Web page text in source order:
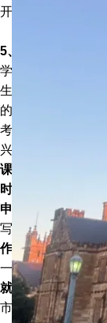
开放的知识框架，
5、艺术史
学制为4年，艺术
生产和实践的了解
的认识。该系特别
考虑不同视觉文化
兴趣相关的法语、
课程费用：
时间：
早申：11
申请要求：在网上
写作样本、SAT或
作品要求：作品集
一篇300字左右的
就业方向：高等院
市场、画廊等将会